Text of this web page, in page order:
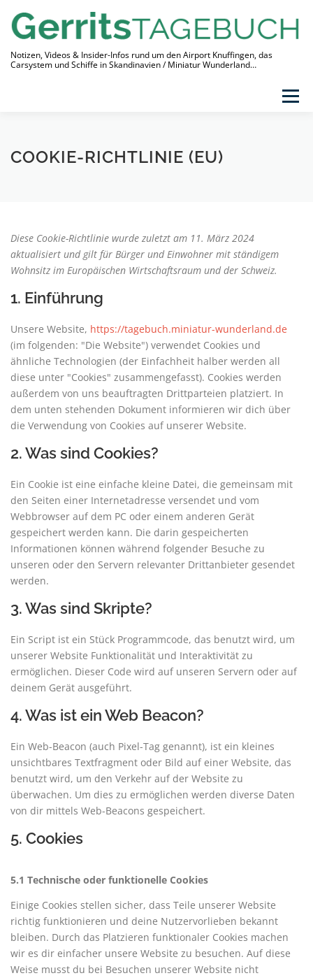
Inhalt
springen
Notizen, Videos & Insider-Infos rund um den Airport Knuffingen, das
Carsystem und Schiffe in Skandinavien / Miniatur Wunderland…
Menü
LINKS
COOKIE-RICHTLINIE (EU)
Diese Cookie-Richtlinie wurde zuletzt am 11. März 2024
aktualisiert und gilt für Bürger und Einwohner mit ständigem
Wohnsitz im Europäischen Wirtschaftsraum und der Schweiz.
1. Einführung
Unsere Website, https://tagebuch.miniatur-wunderland.de
(im folgenden: "Die Website") verwendet Cookies und
ähnliche Technologien (der Einfachheit halber werden all
diese unter "Cookies" zusammengefasst). Cookies werden
außerdem von uns beauftragten Drittparteien platziert. In
dem unten stehenden Dokument informieren wir dich über
die Verwendung von Cookies auf unserer Website.
2. Was sind Cookies?
Ein Cookie ist eine einfache kleine Datei, die gemeinsam mit
den Seiten einer Internetadresse versendet und vom
Webbrowser auf dem PC oder einem anderen Gerät
gespeichert werden kann. Die darin gespeicherten
Informationen können während folgender Besuche zu
unseren oder den Servern relevanter Drittanbieter gesendet
werden.
3. Was sind Skripte?
Ein Script ist ein Stück Programmcode, das benutzt wird, um
unserer Website Funktionalität und Interaktivität zu
ermöglichen. Dieser Code wird auf unseren Servern oder auf
deinem Gerät ausgeführt.
4. Was ist ein Web Beacon?
Ein Web-Beacon (auch Pixel-Tag genannt), ist ein kleines
unsichtbares Textfragment oder Bild auf einer Website, das
benutzt wird, um den Verkehr auf der Website zu
überwachen. Um dies zu ermöglichen werden diverse Daten
von dir mittels Web-Beacons gespeichert.
5. Cookies
5.1 Technische oder funktionelle Cookies
Einige Cookies stellen sicher, dass Teile unserer Website
richtig funktionieren und deine Nutzervorlieben bekannt
bleiben. Durch das Platzieren funktionaler Cookies machen
wir es dir einfacher unsere Website zu besuchen. Auf diese
Weise musst du bei Besuchen unserer Website nicht